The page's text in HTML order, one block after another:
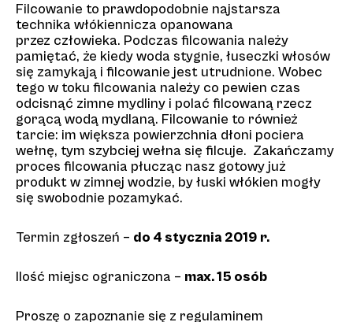
Filcowanie to prawdopodobnie najstarsza
technika włókiennicza opanowana
przez człowieka. Podczas filcowania należy
pamiętać, że kiedy woda stygnie, łuseczki włosów
się zamykają i filcowanie jest utrudnione. Wobec
tego w toku filcowania należy co pewien czas
odcisnąć zimne mydliny i polać filcowaną rzecz
gorącą wodą mydlaną. Filcowanie to również
tarcie: im większa powierzchnia dłoni pociera
wełnę, tym szybciej wełna się filcuje. Zakańczamy
proces filcowania płucząc nasz gotowy już
produkt w zimnej wodzie, by łuski włókien mogły
się swobodnie pozamykać.
Termin zgłoszeń – do 4 stycznia 2019 r.
Ilość miejsc ograniczona – max. 15 osób
Proszę o zapoznanie się z regulaminem